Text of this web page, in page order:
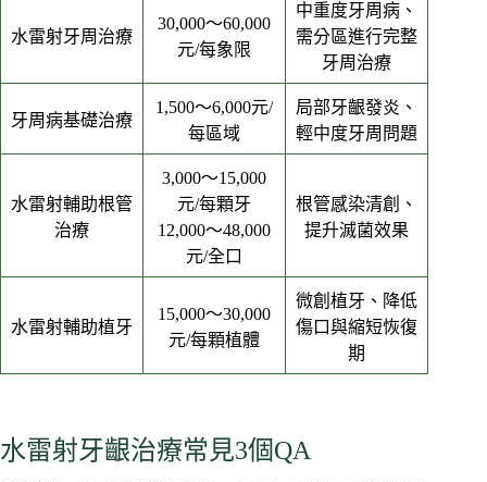
水雷射牙周治療
30,000～60,000
元/每象限
中重度牙周病、
需分區進行完整
牙周治療
牙周病基礎治療
1,500～6,000元/
每區域
局部牙齦發炎、
輕中度牙周問題
水雷射輔助根管
治療
3,000～15,000
元/每顆牙
12,000～48,000
元/全口
根管感染清創、
提升滅菌效果
水雷射輔助植牙
15,000～30,000
元/每顆植體
微創植牙、降低
傷口與縮短恢復
期
水雷射牙齦治療常見3個QA